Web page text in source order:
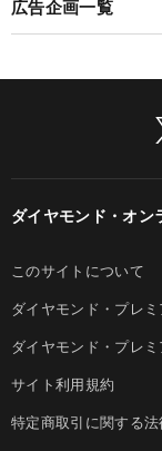
広告企画一覧
ダイヤモンド・オン
このサイトについて
ダイヤモンド・プレ
ダイヤモンド・プレ
サイト利用規約
特定商取引に関する